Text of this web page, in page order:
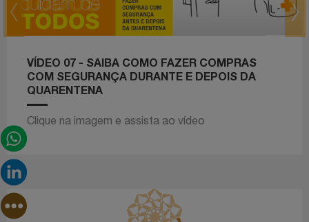
VÍDEO 07 - SAIBA COMO FAZER COMPRAS
COM SEGURANÇA DURANTE E DEPOIS DA
QUARENTENA
Clique na imagem e assista ao vídeo